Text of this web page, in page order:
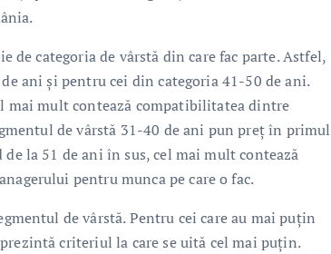
categoria de vârstă din care fac parte. Astfel,
ani și pentru cei din categoria 41-50 de ani.
mai mult contează compatibilitatea dintre
de vârstă 31-40 de ani pun preț în primul
la 51 de ani în sus, cel mai mult contează
pentru munca pe care o fac.
de vârstă. Pentru cei care au mai puțin
criteriul la care se uită cel mai puțin.